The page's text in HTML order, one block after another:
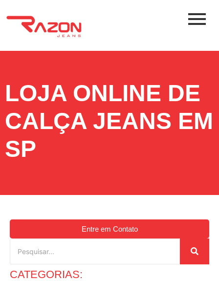
LOJA ONLINE DE
CALÇA JEANS EM
SP
Entre em Contato
CATEGORIAS: